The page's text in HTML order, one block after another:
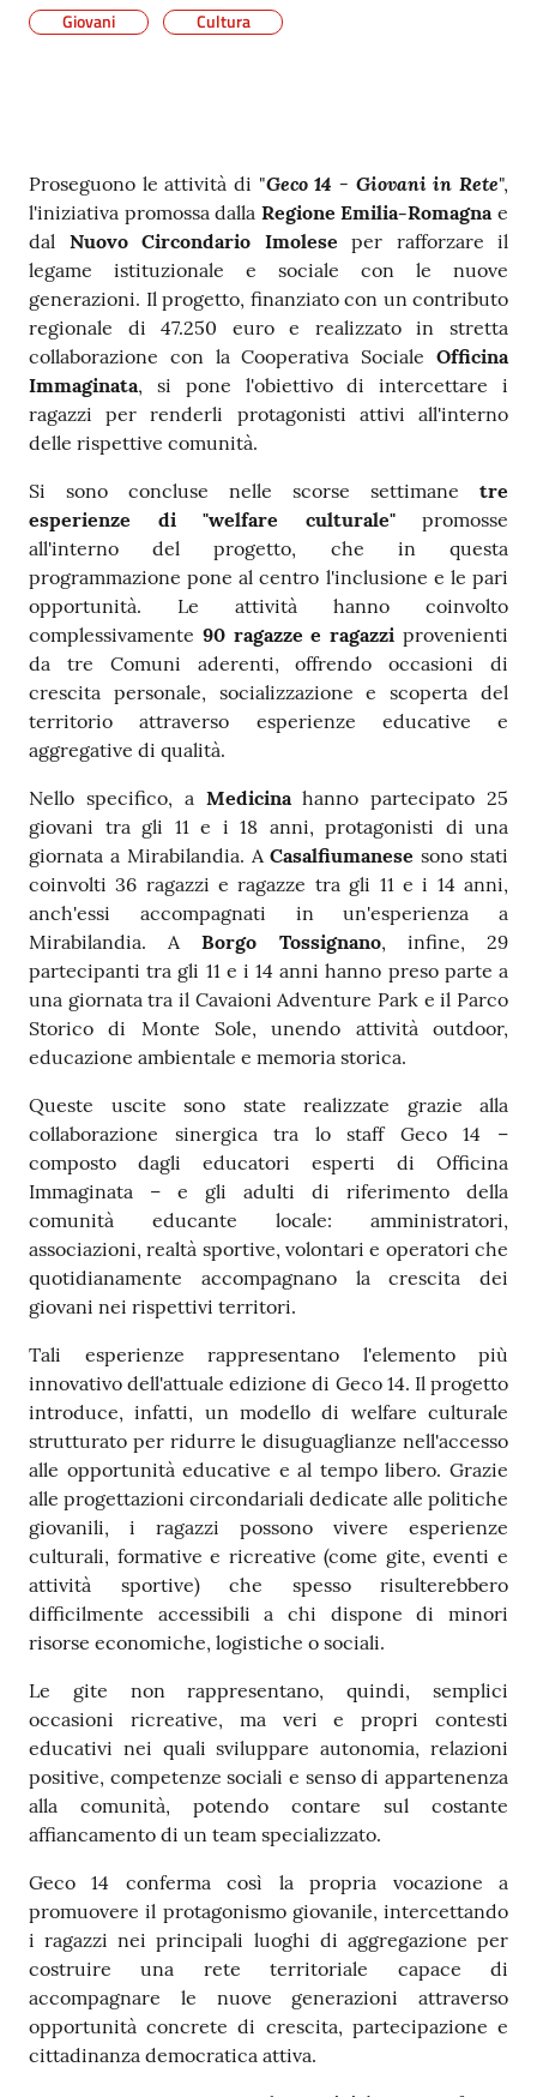
Giovani Cultura
Contenuto
Proseguono le attività di "Geco 14 - Giovani in Rete",
l'iniziativa promossa dalla Regione Emilia-Romagnae
dal Nuovo Circondario Imolese per rafforzare il
legame istituzionale e sociale con le nuove
generazioni. Il progetto, finanziato con un contributo
regionale di 47.250 euro e realizzato in stretta
collaborazione con la Cooperativa Sociale Officina
Immaginata, si pone l'obiettivo di intercettare i
ragazzi per renderli protagonisti attivi all'interno
delle rispettive comunità.
Si sono concluse nelle scorse settimane tre
esperienze di "welfare culturale"promosse
all'interno del progetto, che in questa
programmazione pone al centro l'inclusione e le pari
opportunità. Le attività hanno coinvolto
complessivamente 90 ragazze e ragazzi provenienti
da tre Comuni aderenti, offrendo occasioni di
crescita personale, socializzazione e scoperta del
territorio attraverso esperienze educative e
aggregative di qualità.
Nello specifico, a Medicinahanno partecipato 25
giovani tra gli 11 e i 18 anni, protagonisti di una
giornata a Mirabilandia. ACasalfiumanese sono stati
coinvolti 36 ragazzi e ragazze tra gli 11 e i 14 anni,
anch'essi accompagnati in un'esperienza a
Mirabilandia. ABorgo Tossignano, infine, 29
partecipanti tra gli 11 e i 14 anni hanno preso parte a
una giornata tra il Cavaioni Adventure Park e il Parco
Storico di Monte Sole, unendo attività outdoor,
educazione ambientale e memoria storica.
Queste uscite sono state realizzate grazie alla
collaborazione sinergica tra lo staff Geco 14 –
composto dagli educatori esperti di Officina
Immaginata – e gli adulti di riferimento della
comunità educante locale: amministratori,
associazioni, realtà sportive, volontari e operatori che
quotidianamente accompagnano la crescita dei
giovani nei rispettivi territori.
Tali esperienze rappresentano l'elemento più
innovativo dell'attuale edizione di Geco 14. Il progetto
introduce, infatti, un modello di welfare culturale
strutturato per ridurre le disuguaglianze nell'accesso
alle opportunità educative e al tempo libero. Grazie
alle progettazioni circondariali dedicate alle politiche
giovanili, i ragazzi possono vivere esperienze
culturali, formative e ricreative (come gite, eventi e
attività sportive) che spesso risulterebbero
difficilmente accessibili a chi dispone di minori
risorse economiche, logistiche o sociali.
Le gite non rappresentano, quindi, semplici
occasioni ricreative, ma veri e propri contesti
educativi nei quali sviluppare autonomia, relazioni
positive, competenze sociali e senso di appartenenza
alla comunità, potendo contare sul costante
affiancamento di un team specializzato.
Geco 14 conferma così la propria vocazione a
promuovere il protagonismo giovanile, intercettando
i ragazzi nei principali luoghi di aggregazione per
costruire una rete territoriale capace di
accompagnare le nuove generazioni attraverso
opportunità concrete di crescita, partecipazione e
cittadinanza democratica attiva.